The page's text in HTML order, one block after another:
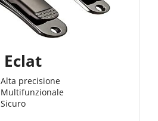
Eclat
Alta precisione
Multifunzionale
Sicuro